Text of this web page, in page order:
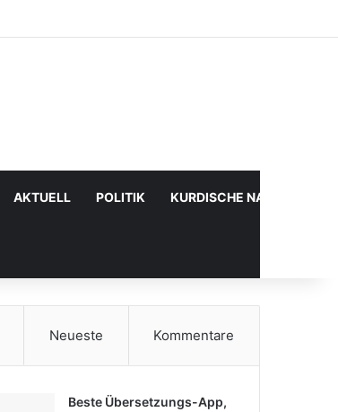
AKTUELL POLITIK KURDISCHE
Neueste Kommentare
Beste Übersetzungs-App,